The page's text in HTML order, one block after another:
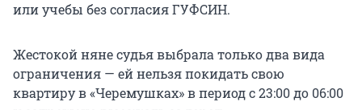
или учебы без согласия ГУФСИН.
Жестокой няне судья выбрала только два вида
ограничения — ей нельзя покидать свою
квартиру в «Черемушках» в период с 23:00 до 06:00